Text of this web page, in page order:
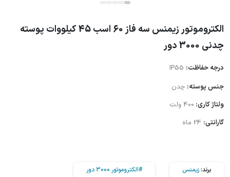
الکتروموتور زیمنس سه فاز 60 اسب 45 کیلووات پوسته
چدنی 3000 دور
درجه حفاظت:
جنس پوسته: چدن
ولتاژ کاری: 400 ولت
گارانتی:
برند:زیمنس #الکتروموتور 3000 دور